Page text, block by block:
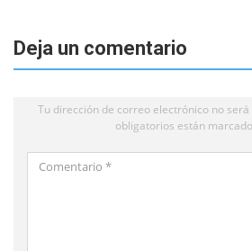
Deja un comentario
Tu dirección de correo electrónico no será
obligatorios están
Comentario